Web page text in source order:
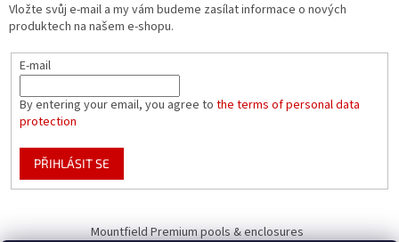
Vložte svůj e-mail a my vám budeme zasílat informace o nových
produktech na našem e-shopu.
E-mail
By entering your email, you agree to the terms of personal data
protection
PŘIHLÁSIT SE
Mountfield Premium pools & enclosures